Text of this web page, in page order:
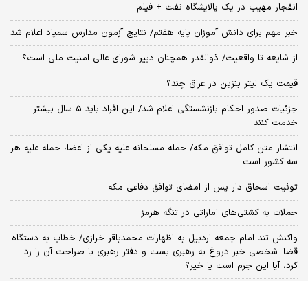
انفجار مهیب در یک پالایشگاه نفت + فیلم
خبر مهم برای دانش آموزان پایه هفتم/ نتایج آزمون مدارس سمپاد اعلام شد
از شایعه تا واقعیت/ ذوالقدر همچنان دبیر شورای ‌عالی امنیت ملی است؟
قیمت یک لیتر بنزین در عراق چند؟
جزئیات صدور احکام بازنشستگی اعلام شد/ این افراد باید ۵ سال بیشتر
خدمت کنند
انتشار متن کامل توافق مکه/ حمله مسلحانه علیه یکی از اعضا، حمله علیه هر
سه کشور است
توئیت اسحاق دار پس از امضای توافق دفاعی مکه
حملات به کشتی‌های اماراتی در تنگه هرمز
واکنش تند امام جمعه اردبیل به اظهارات محمدباقر خرازی/ خطاب به دستگاه
قضا: شخصی خبر دروغ به رهبری بست و دفتر رهبری با صراحت آن را رد
کرد، آیا این جرم است یا خیر؟